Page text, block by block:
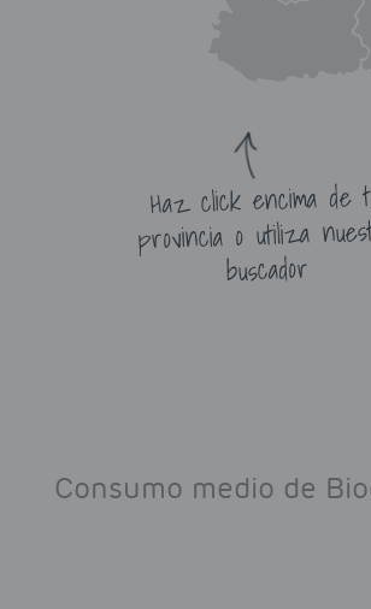
Haz click encima de
provincia o utiliza
buscador
Consumo medio de